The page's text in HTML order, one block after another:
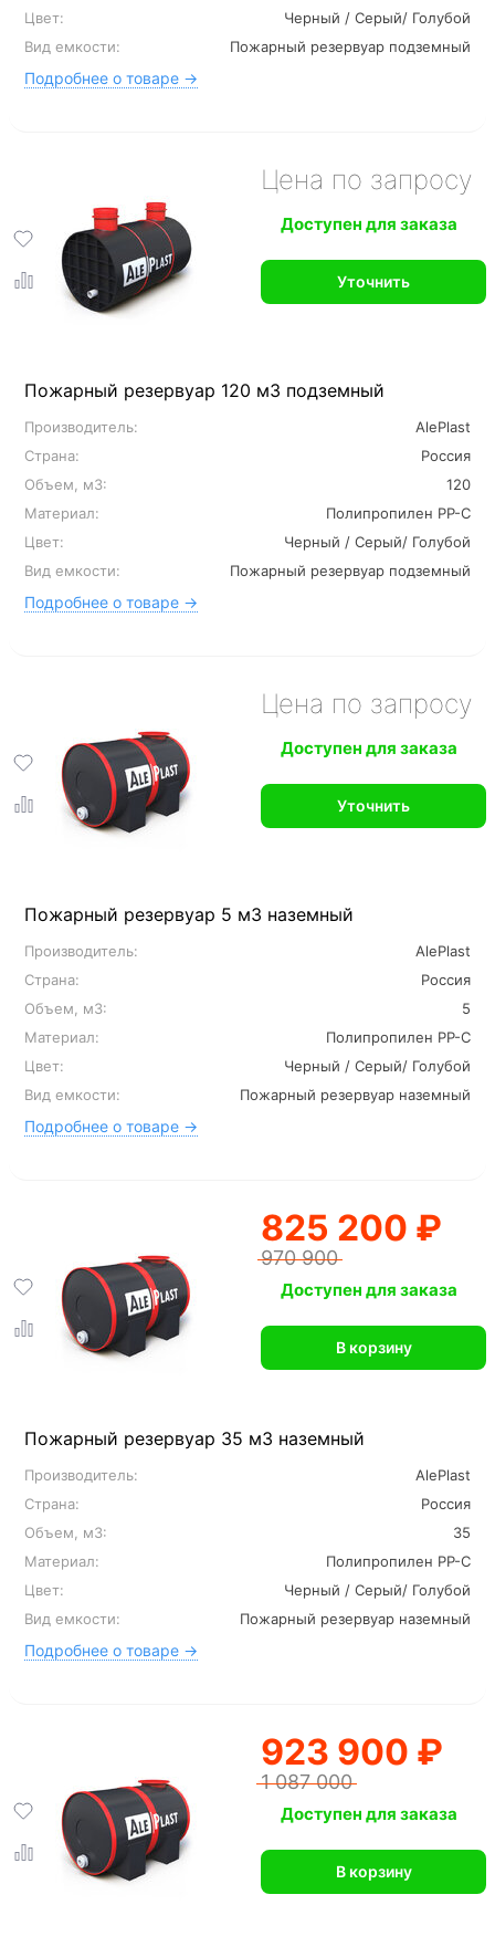
Цвет:
Черный / Серый/ Голубой
Вид емкости:
Пожарный резервуар подземный
Подробнее о товаре →
Пожарный резервуар 120 м3 подземный
Производитель:
AlePlast
Страна:
Россия
Объем, м3:
120
Материал:
Полипропилен PP-C
Цвет:
Черный / Серый/ Голубой
Вид емкости:
Пожарный резервуар подземный
Подробнее о товаре →
Цена по запросу
Доступен для заказа
Уточнить
Пожарный резервуар 5 м3 наземный
Производитель:
AlePlast
Страна:
Россия
Объем, м3:
5
Материал:
Полипропилен PP-C
Цвет:
Черный / Серый/ Голубой
Вид емкости:
Пожарный резервуар наземный
Подробнее о товаре →
Цена по запросу
Доступен для заказа
Уточнить
Пожарный резервуар 35 м3 наземный
Производитель:
AlePlast
Страна:
Россия
Объем, м3:
35
Материал:
Полипропилен PP-C
Цвет:
Черный / Серый/ Голубой
Вид емкости:
Пожарный резервуар наземный
Подробнее о товаре →
825 200 ₽
970 900
Доступен для заказа
В корзину
923 900 ₽
1 087 000
Доступен для заказа
В корзину